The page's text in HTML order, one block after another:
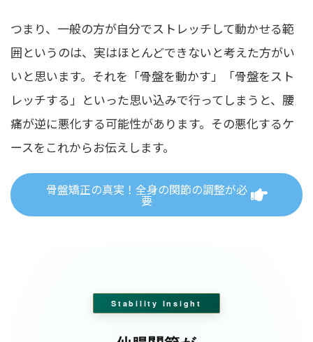
つまり、一般の方が自分でストレッチして動かせる範
囲というのは、実はほとんどできないと考えた方がい
いと思います。それを「骨盤を動かす」「骨盤をスト
レッチする」といった思い込みで行ってしまうと、腰
痛が逆に悪化する可能性があります。その悪化するケ
ースをこれからお伝えします。
骨盤矯正の真実！全身の関節の調整が必
要
Stability Insight